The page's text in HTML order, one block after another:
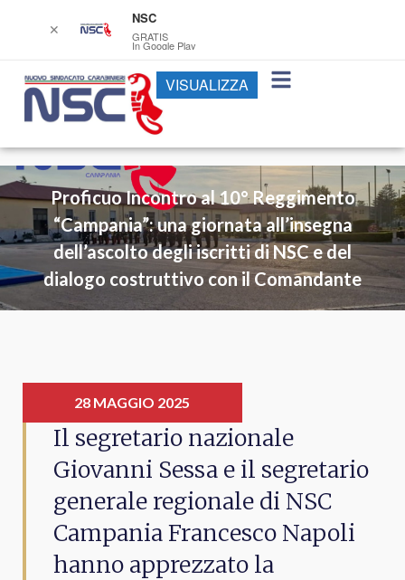
Proficuo Incontro al 10° Reggimento
“Campania”: una giornata all’insegna
dell’ascolto degli iscritti di NSC e del
dialogo costruttivo con il Comandante
28 MAGGIO 2025
Il segretario nazionale
Giovanni Sessa e il segretario
generale regionale di NSC
Campania Francesco Napoli
hanno apprezzato la
✕
NSC
GRATIS
In Google Play
VISUALIZZA